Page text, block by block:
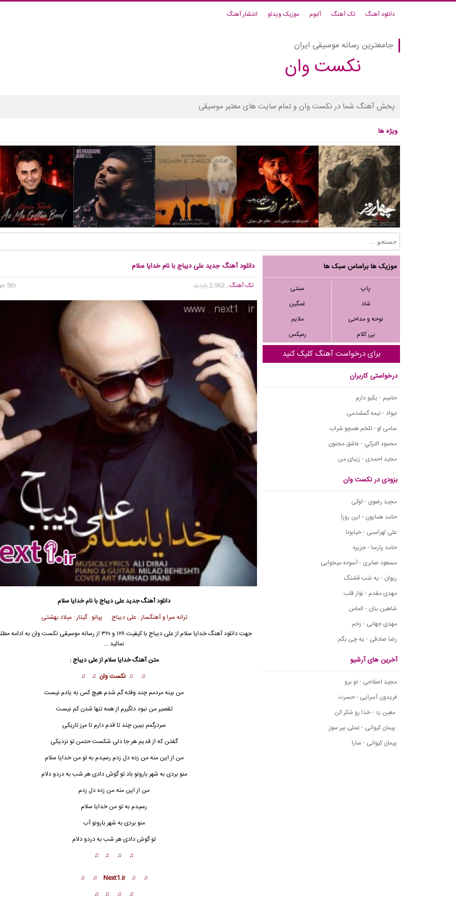
دانلود آهنگ تک آهنگ آلبوم موزیک ویدئو انتشار آهنگ
جامعترین رسانه موسیقی ایران
نکست وان
پخش آهنگ شما در نکست وان و تمام سایت های معتبر موسیقی
ویژه ها
موزیک ها براساس سبک ها
پاپ
سنتی
شاد
غمگین
نوحه و مداحی
ملایم
بی کلام
رمیکس
برای درخواست آهنگ کلیک کنید
درخواستی کاربران
حامیم - یکیو دارم
نیواد - نیمه گمشدمی
سامی لو - تلخم همچو شراب
محمود التركي - عاشق مجنون
مجید احمدی - زیبای من
بزودی در نکست وان
مجید رضوی - اوکی
حامد همایون - این روزا
علی لهراسبی - خیابونا
حامد پارسا - جزیره
مسعود صابری - آسوده میخوابی
ریوان - یه شب قشنگ
مهدی مقدم - نوار قلب
شاهین بنان - الماس
مهدی جهانی - زخم
رضا صادقی - یه چی بگم
آخرین های آرشیو
مجید اصلاحی - تو برو
فریدون آسرایی - حسرت
معین زد - خدا رو شکر کن
پیمان کیوانی - غملی بیر سوز
پیمان کیوانی - سارا
دانلود آهنگ جدید علی دیباج با نام خدایا سلام
تک آهنگ, 2,962 بازدید 5th جولای 2015
دانلود آهنگ جدیدعلی دیباج با نام خدایا سلام
ترانه سرا و آهنگساز : علی دیباج پیانو . گیتار : میلاد بهشتی
جهت دانلود آهنگ خدایا سلام ازعلی دیباج
با کیفیت ۱۲۸ و ۳۲۰ از رسانه موسیقی نکست وان به
نمائید …
متن آهنگخدایا سلامازعلی دیباج :
♫ ♫ نکست وان ♫ ♫
من بینه مردمم چند وقته گم شدم هیچ کس به یادم نیست
تقصیر من نبود دلگیرم از همه تنها شدن کم نیست
سردرگمم ببین چند تا قدم دارم تا مرز تاریکی
گفتن که از قدیم هر جا دلی شکست حتمن تو نزدیکی
من از این منه من زده دل زدم رسیدم به تو من خدایا سلام
منو بردی به شهر بارونو باد تو گوش دادی هر شب به دردو دلام
من از این منه من زده دل زدم
رسیدم به تو من خدایا سلام
منو بردی به شهر بارونو آب
تو گوش دادی هر شب به دردو دلام
♫ ♫ ♫ ♫
♫ ♫ Next1.ir ♫ ♫
♫ ♫ ♫ ♫